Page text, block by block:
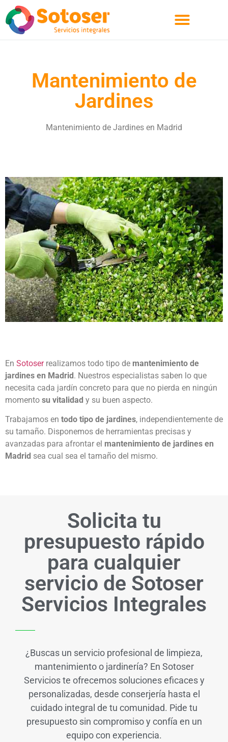
Mantenimiento de
Jardines
Mantenimiento de Jardines en Madrid
En Sotoserrealizamos todo tipo de mantenimiento de
jardines en Madrid. Nuestros especialistas saben lo que
necesita cada jardín concreto para que no pierda en ningún
momento su vitalidad y su buen aspecto.
Trabajamos en todo tipo de jardines, independientemente de
su tamaño. Disponemos de herramientas precisas y
avanzadas para afrontar el mantenimiento de jardines en
Madrid sea cual sea el tamaño del mismo.
Solicita tu
presupuesto rápido
para cualquier
servicio de Sotoser
Servicios Integrales
¿Buscas un servicio profesional de limpieza,
mantenimiento o jardinería? En Sotoser
Servicios te ofrecemos soluciones eficaces y
personalizadas, desde conserjería hasta el
cuidado integral de tu comunidad. Pide tu
presupuesto sin compromiso y confía en un
equipo con experiencia.